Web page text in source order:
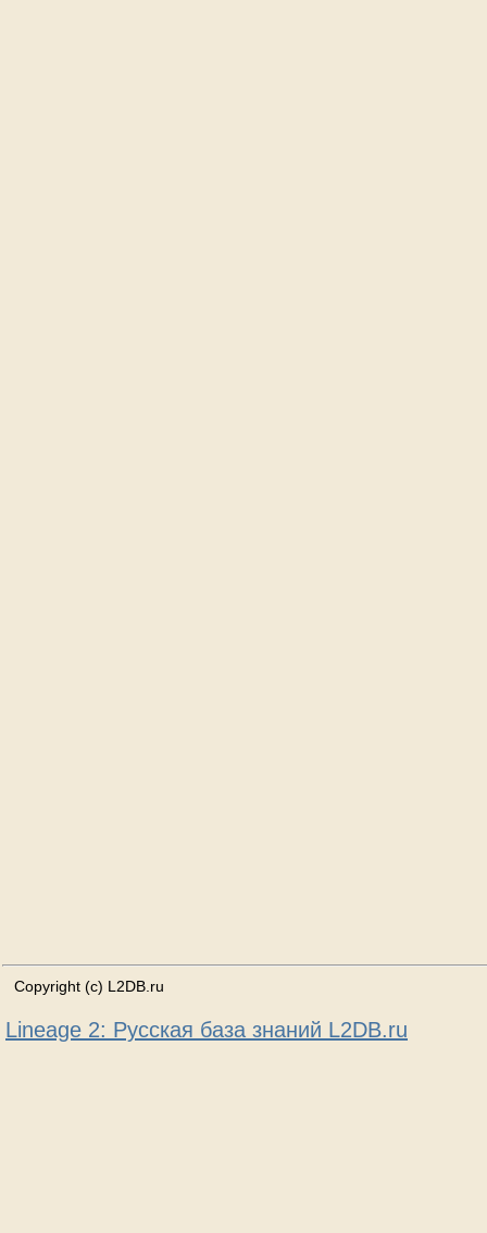
Copyright (c) L2DB.ru
Lineage 2: Русская база знаний L2DB.ru